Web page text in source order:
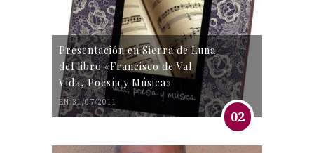
Presentación en Sierra de Luna
del libro «Francisco de Val.
Vida, Poesía y Música»
EN 31/07/2011
02